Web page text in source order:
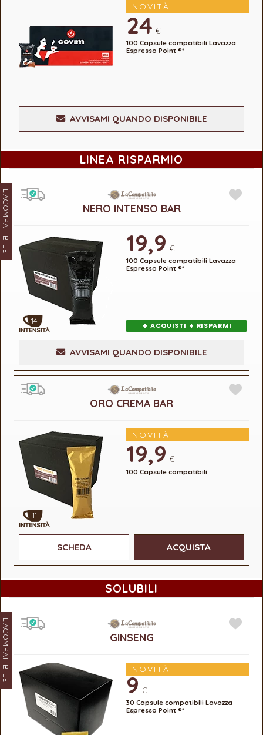
NOVITÀ
24 €
100 Capsule compatibili Lavazza
Espresso Point ®*
AVVISAMI QUANDO DISPONIBILE
LINEA RISPARMIO
LACOMPATIBILE NERO INTENSO BAR
14
19,9 €
100 Capsule compatibili Lavazza
Espresso Point ®*
+ ACQUISTI + RISPARMI
AVVISAMI QUANDO DISPONIBILE
ORO CREMA BAR
11
NOVITÀ
19,9 €
100 Capsule compatibili
SCHEDA ACQUISTA
SOLUBILI
LACOMPATIBILE GINSENG
NOVITÀ
9 €
30 Capsule compatibili Lavazza
Espresso Point ®*